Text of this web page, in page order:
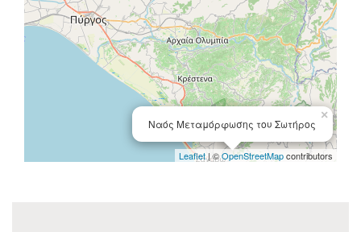
Ναός Μεταμόρφωσης του Σωτήρος
×
Leaflet| ©OpenStreetMapcontributors